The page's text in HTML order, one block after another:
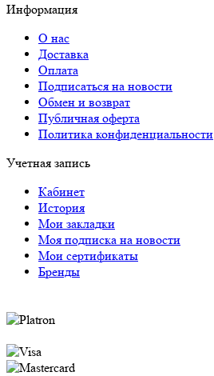
Информация
О нас
Доставка
Оплата
Подписаться на новости
Обмен и возврат
Публичная оферта
Политика конфиденциальности
Учетная запись
Кабинет
История
Мои закладки
Моя подписка на новости
Мои сертификаты
Бренды